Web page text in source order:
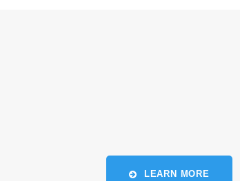
LEARN MORE